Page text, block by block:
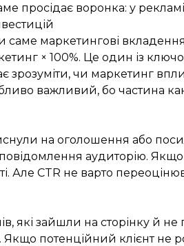
просідає воронка: у
маркетингові
× 100%. Це один із
зрозуміти, чи маркетинг
важливий, бо частина
на оголошення або
аудиторію. Якщо
Але CTR не варто
які зайшли на сторінку й
Якщо потенційний клієнт не